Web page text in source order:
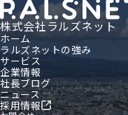
株式会社ラルズネット
ホーム
ラルズネットの強み
サービス
企業情報
社長ブログ
ニュース
採用情報